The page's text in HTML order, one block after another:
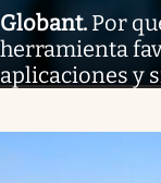
Globant. Por
herramienta
aplicaciones y